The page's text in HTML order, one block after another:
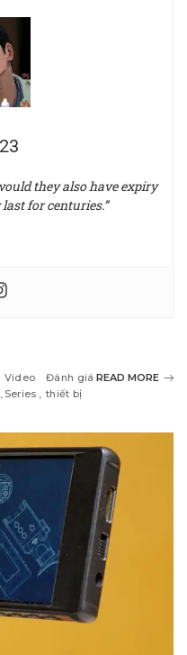
they also have expiry
for centuries.”
Video
Series
Đánh giá
thiết bị
READ MORE